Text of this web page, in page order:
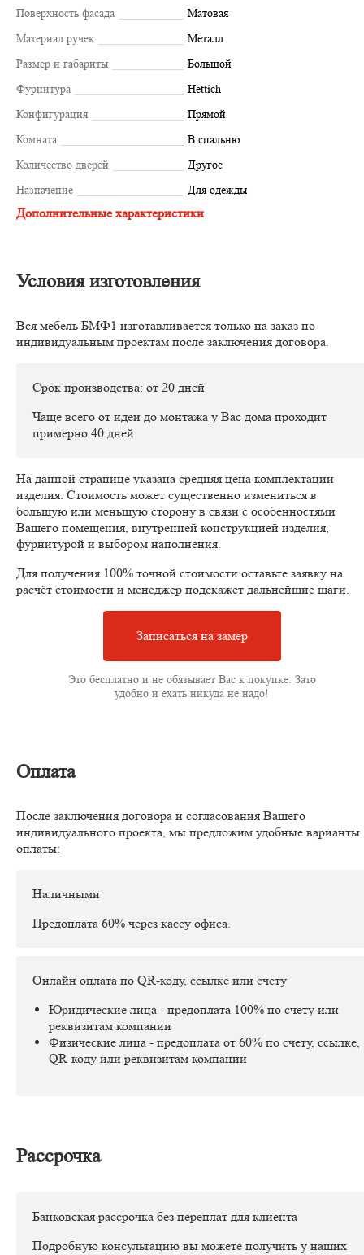
Поверхность фасада
Матовая
Материал ручек
Металл
Размер и габариты
Большой
Фурнитура
Hettich
Конфигурация
Прямой
Комната
В спальню
Количество дверей
Другое
Назначение
Для одежды
Дополнительные характеристики
Условия изготовления
Вся мебель БМФ1 изготавливается только на заказ по
индивидуальным проектам после заключения договора.
Срок производства: от 20 дней
Чаще всего от идеи до монтажа у Вас дома проходит
примерно 40 дней
На данной странице указана средняя цена комплектации
изделия. Стоимость может существенно измениться в
большую или меньшую сторону в связи с особенностями
Вашего помещения, внутренней конструкцией изделия,
фурнитурой и выбором наполнения.
Для получения 100% точной стоимости оставьте заявку на
расчёт стоимости и менеджер подскажет дальнейшие шаги.
Записаться на замер
Это бесплатно и не обязывает Вас к покупке. Зато
удобно и ехать никуда не надо!
Оплата
После заключения договора и согласования Вашего
индивидуального проекта, мы предложим удобные варианты
оплаты:
Наличными
Предоплата 60% через кассу офиса.
Онлайн оплата по QR-коду, ссылке или счету
Юридические лица - предоплата 100% по счету или
реквизитам компании
Физические лица - предоплата от 60% по счету, ссылке,
QR-коду или реквизитам компании
Рассрочка
Банковская рассрочка без переплат для клиента
Подробную консультацию вы можете получить у наших